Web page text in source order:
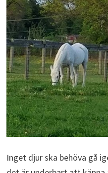
Inget djur ska behöva gå